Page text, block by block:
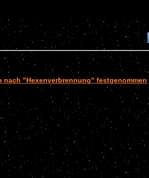
nach "Hexenverbrennung" festgenommen